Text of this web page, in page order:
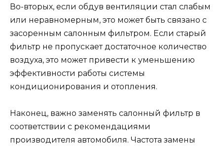
Во-вторых, если обдув вентиляции стал слабым
или неравномерным, это может быть связано с
засоренным салонным фильтром. Если старый
фильтр не пропускает достаточное количество
воздуха, это может привести к уменьшению
эффективности работы системы
кондиционирования и отопления.
Наконец, важно заменять салонный фильтр в
соответствии с рекомендациями
производителя автомобиля. Частота замены